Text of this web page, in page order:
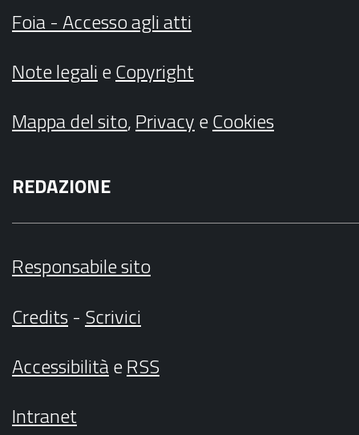
Foia - Accesso agli atti
Note legalieCopyright
Mappa del sito,PrivacyeCookies
REDAZIONE
Responsabile sito
Credits- Scrivici
AccessibilitàeRSS
Intranet